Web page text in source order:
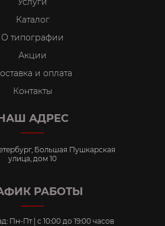
Каталог
О типографии
Акции
и оплата
Контакты
АДРЕС
Большая Пушкарская
улица, дом 10
РАБОТЫ
Пн-Пт | с 10:00 до 19:00 часов